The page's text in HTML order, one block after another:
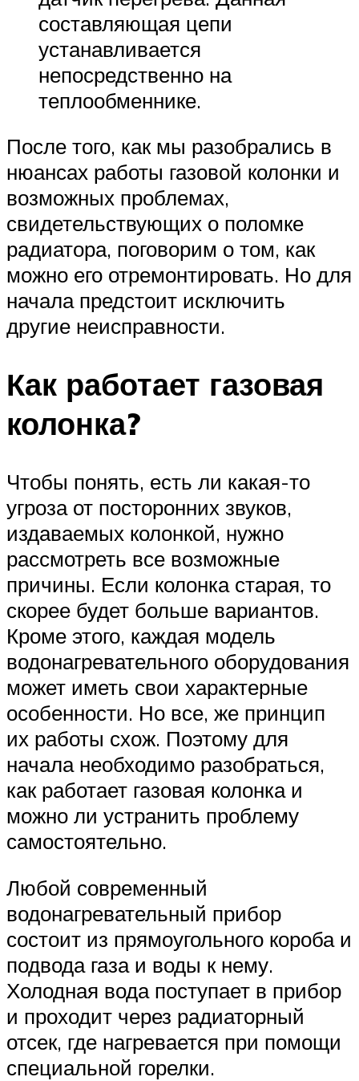
составляющая цепи
устанавливается
непосредственно на
теплообменнике.
После того, как мы разобрались в
нюансах работы газовой колонки и
возможных проблемах,
свидетельствующих о поломке
радиатора, поговорим о том, как
можно его отремонтировать. Но для
начала предстоит исключить
другие неисправности.
Как работает газовая
колонка?
Чтобы понять, есть ли какая-то
угроза от посторонних звуков,
издаваемых колонкой, нужно
рассмотреть все возможные
причины. Если колонка старая, то
скорее будет больше вариантов.
Кроме этого, каждая модель
водонагревательного оборудования
может иметь свои характерные
особенности. Но все, же принцип
их работы схож. Поэтому для
начала необходимо разобраться,
как работает газовая колонка и
можно ли устранить проблему
самостоятельно.
Любой современный
водонагревательный прибор
состоит из прямоугольного короба и
подвода газа и воды к нему.
Холодная вода поступает в прибор
и проходит через радиаторный
отсек, где нагревается при помощи
специальной горелки.